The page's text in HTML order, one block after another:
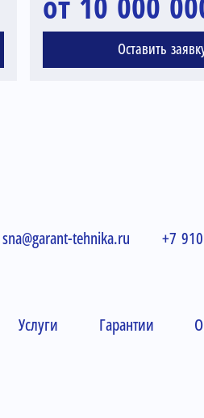
от 10 000
Оставить
sna@garant-tehnika.ru +7
Услуги Гарантии